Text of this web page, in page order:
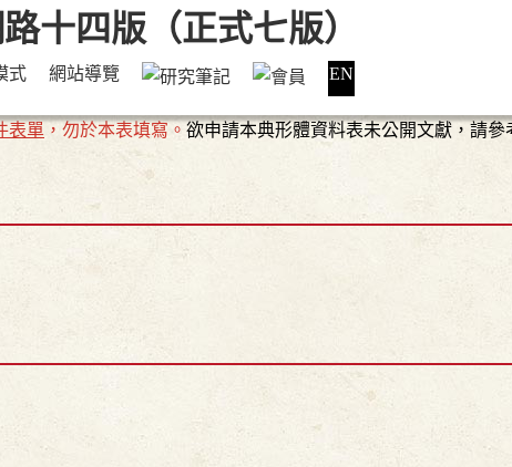
式 網站導覽 EN
表單 ，勿於本表填寫。 欲申請本典形體資料表未公開文獻，請參